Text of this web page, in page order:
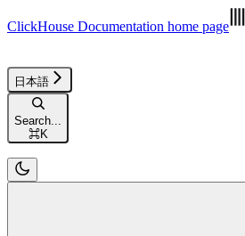
ClickHouse Documentation home page
日本語
Search...
⌘K